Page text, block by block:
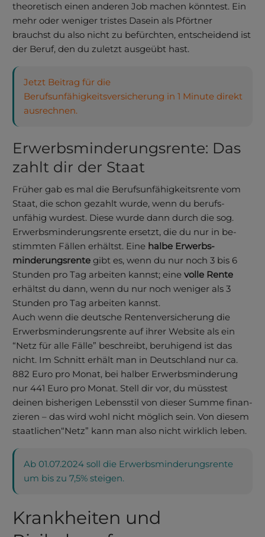
theoretisch einen anderen Job machen könntest. Ein
mehr oder weniger tristes Dasein als Pförtner
brauchst du also nicht zu befürchten, entscheidend ist
der Beruf, den du zuletzt ausgeübt hast.
Jetzt Beitrag für die
Berufsunfähigkeitsversicherung in 1 Minute direkt
ausrechnen.
Erwerbs­minderung­srente: Das
zahlt dir der Staat
Früher gab es mal die Berufs­­unfähig­keits­­rente vom
Staat, die schon ge­zahlt wurde, wenn du berufs­
unfähig wurdest. Diese wurde dann durch die sog.
Erwerbs­­minderungs­­rente ersetzt, die du nur in be­
stimmten Fällen er­hältst. Eine halbe Erwerbs­
minderungs­rente gibt es, wenn du nur noch 3 bis 6
Stunden pro Tag arbeiten kannst; eine volle Rente
erhältst du dann, wenn du nur noch weniger als 3
Stunden pro Tag arbeiten kannst.
Auch wenn die deutsche Renten­versiche­rung die
Erwerbs­minderungs­rente auf ihrer Website als ein
“Netz für alle Fälle” beschreibt, beruhigend ist das
nicht. Im Schnitt erhält man in Deutschland nur ca.
882 Euro pro Monat, bei halber Erwerbs­minderung
nur 441 Euro pro Monat. Stell dir vor, du müsstest
deinen bis­herigen Lebens­stil von dieser Summe finan­
zieren – das wird wohl nicht mög­lich sein. Von diesem
staat­lichen“Netz” kann man also nicht wirklich leben.
Ab 01.07.2024 soll die Erwerbsminderungsrente
um bis zu 7,5% steigen.
Krankheiten und